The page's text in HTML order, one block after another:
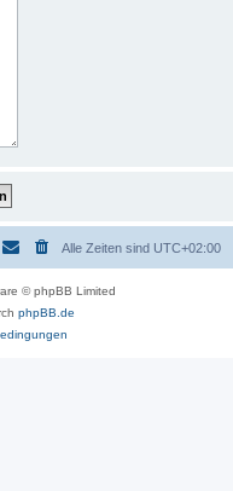
Alle Zeiten sind UTC+02:00
© phpBB Limited
phpBB.de